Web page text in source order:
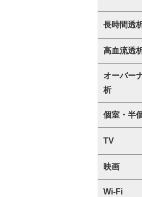
長時間透
高血流透
オーバー
析
個室・半
TV
映画
Wi-Fi